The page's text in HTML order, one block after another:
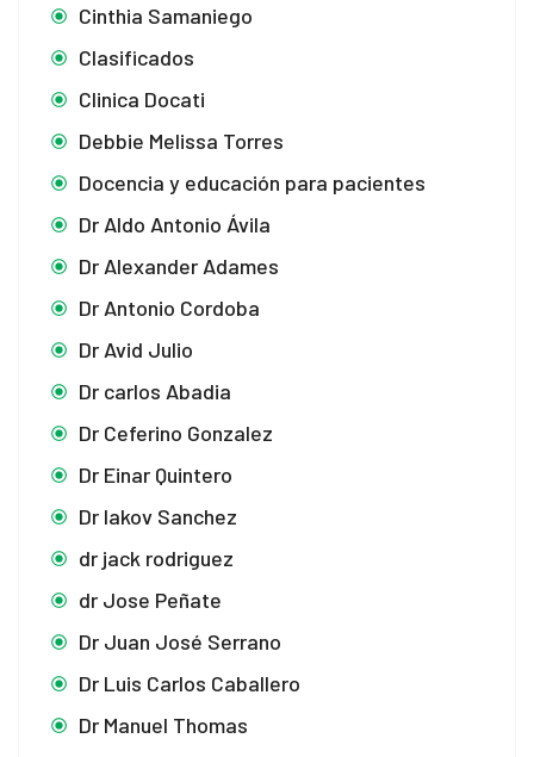
Cinthia Samaniego
Clasificados
Clinica Docati
Debbie Melissa Torres
Docencia y educación para pacientes
Dr Aldo Antonio Ávila
Dr Alexander Adames
Dr Antonio Cordoba
Dr Avid Julio
Dr carlos Abadia
Dr Ceferino Gonzalez
Dr Einar Quintero
Dr Iakov Sanchez
dr jack rodriguez
dr Jose Peñate
Dr Juan José Serrano
Dr Luis Carlos Caballero
Dr Manuel Thomas